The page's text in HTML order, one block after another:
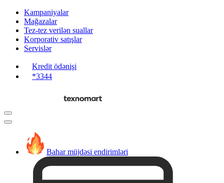
Kampaniyalar
Mağazalar
Tez-tez verilən suallar
Korporativ satışlar
Servislər
Kredit ödənişi
*3344
Bahar müjdəsi endirimləri